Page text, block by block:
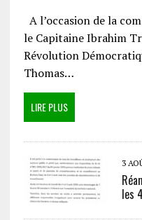
A l’occasion de la
le Capitaine Ibrahim
Révolution
Thomas…
LIRE PLUS
3
les